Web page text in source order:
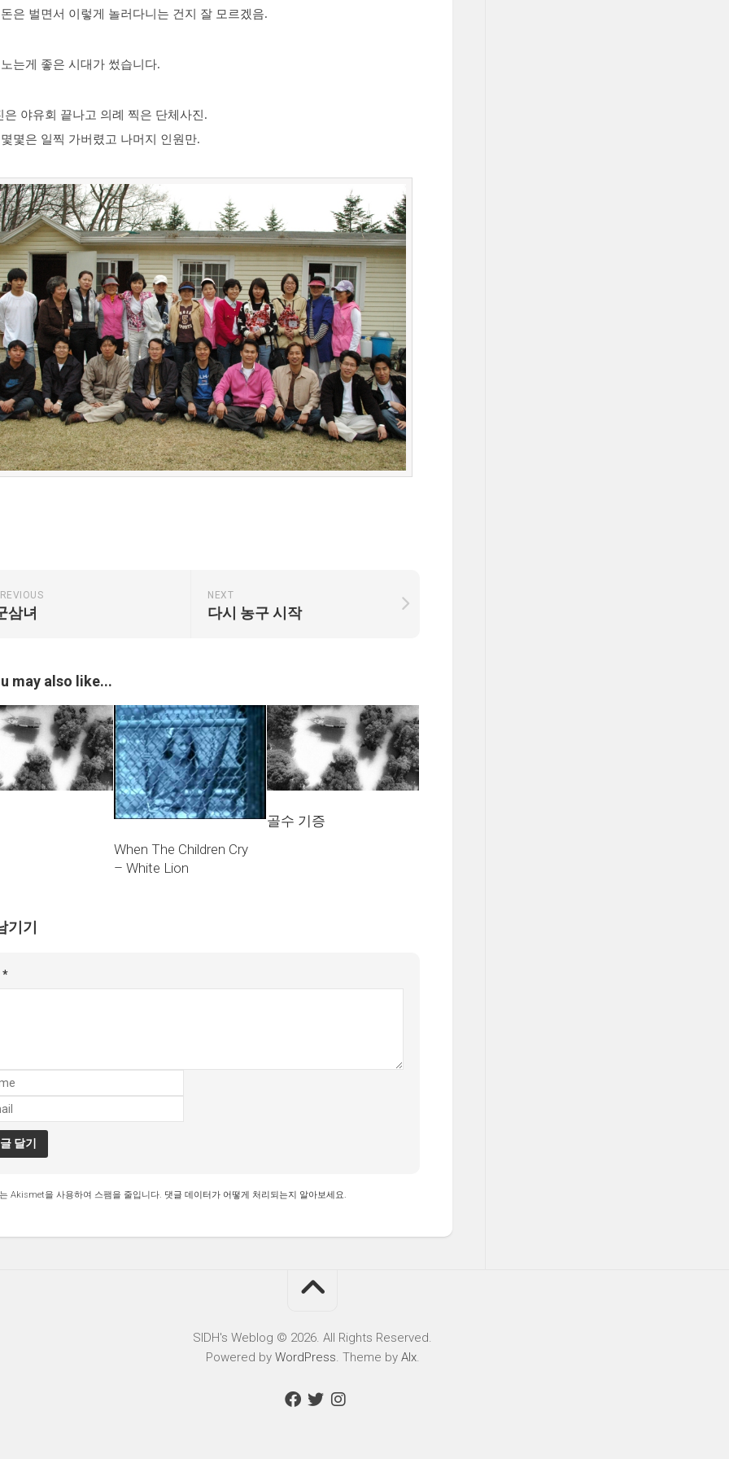
은 벌면서 이렇게 놀러다니는 건지 잘 모르겠음.
는게 좋은 시대가 썼습니다.
은 야유회 끝나고 의례 찍은 단체사진.
몇은 일찍 가버렸고 나머지 인원만.
NEXT
다시 농구 시작
삼녀
may also like...
When The Children Cry
– White Lion
골수 기증
기기
*
Akismet을 사용하여 스팸을 줄입니다. 댓글 데이터가 어떻게 처리되는지 알아보세요.
SIDH′s Weblog © 2026. All Rights Reserved.
Powered by WordPress. Theme by Alx.